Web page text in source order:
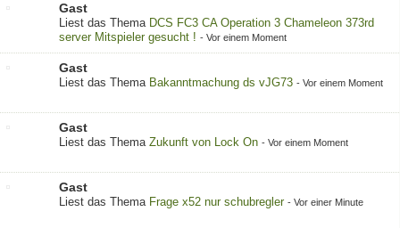
Gast
Liest das Thema DCS FC3 CA Operation 3 Chameleon 373rd
server Mitspieler gesucht ! - Vor einem Moment
Gast
Liest das Thema Bakanntmachung ds vJG73 - Vor einem Moment
Gast
Liest das Thema Zukunft von Lock On - Vor einem Moment
Gast
Liest das Thema Frage x52 nur schubregler - Vor einer Minute